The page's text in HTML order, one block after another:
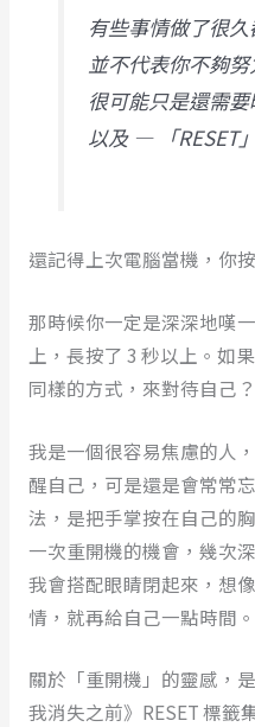
有些事情做了很
並不代表你不夠努
很可能只是還需
以及 — 「RESET
還記得上次電腦當機，你
那時候你一定是深深地嘆
上，長按了 3 秒以上。如
同樣的方式，來對待自己？
我是一個很容易焦慮的人
醒自己，可是還是會常常
法，是把手掌按在自己的
一次重開機的機會，幾次
我會搭配眼睛閉起來，想
情，就再給自己一點時間。
關於「重開機」的靈感，
我消失之前》RESET 標籤